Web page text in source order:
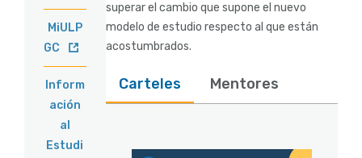
MiULP
GC
Inform
ación
al
Estudi
superar el cambio que supone el nuevo
modelo de estudio respecto al que están
acostumbrados.
Carteles Mentores